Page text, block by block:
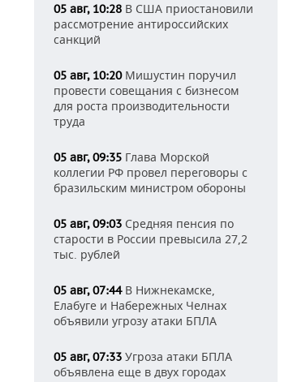
05 авг, 10:28 В США приостановили
рассмотрение антироссийских
санкций
05 авг, 10:20Мишустин поручил
провести совещания с бизнесом
для роста производительности
труда
05 авг, 09:35 Глава Морской
коллегии РФ провел переговоры с
бразильским министром обороны
05 авг, 09:03 Средняя пенсия по
старости в России превысила 27,2
тыс. рублей
05 авг, 07:44В Нижнекамске,
Елабуге и Набережных Челнах
объявили угрозу атаки БПЛА
05 авг, 07:33 Угроза атаки БПЛА
объявлена еще в двух городах